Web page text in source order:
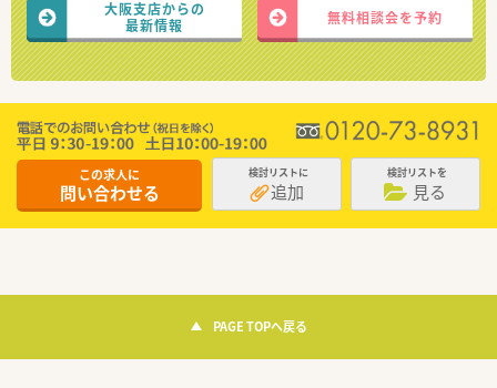
大阪支店からの
最新情報
無料相談会を予約
この求人に
問い合わせる
検討リストに
追加
検討リストを
見る
PAGE TOPへ戻る